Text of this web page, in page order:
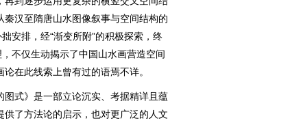
汉至隋唐山水图像叙事与空间结构的
安排，经“渐变所附”的积极探索，终
不仅生动揭示了中国山水画营造空间
在此线索上曾有过的语焉不详。
式》是一部立论沉实、考据精详且蕴
了方法论的启示，也对更广泛的人文